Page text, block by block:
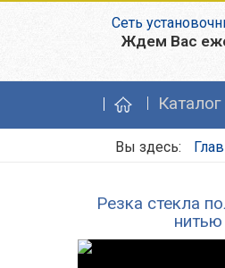
Сеть
Ждем Вас
Вы здесь:
Резка стекла
нитью